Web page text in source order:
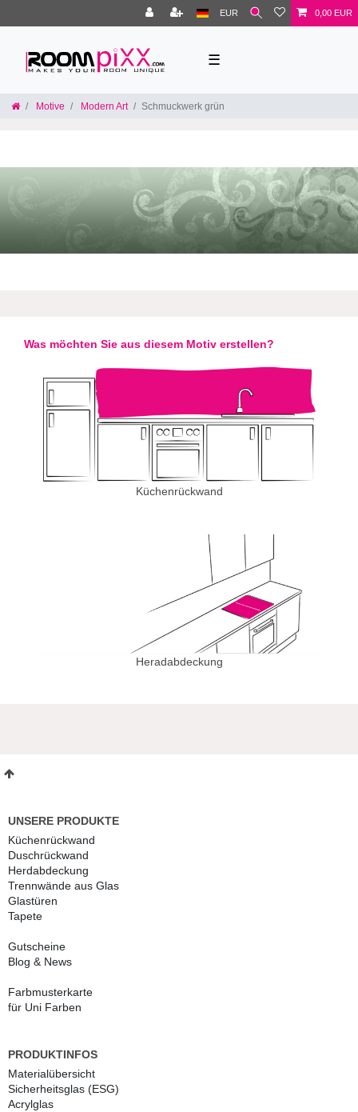
EUR 0,00 EUR
☰
Motive Modern Art Schmuckwerk grün
Was möchten Sie aus diesem Motiv erstellen?
Küchenrückwand
Heradabdeckung
UNSERE PRODUKTE
Küchenrückwand
Duschrückwand
Herdabdeckung
Trennwände aus Glas
Glastüren
Tapete
Gutscheine
Blog & News
Farbmusterkarte
für Uni Farben
PRODUKTINFOS
Materialübersicht
Sicherheitsglas (ESG)
Acrylglas